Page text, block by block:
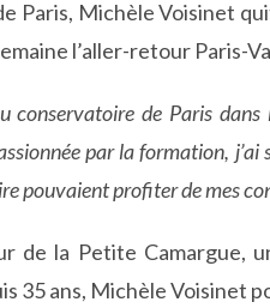
Paris, Michèle Voisinet
l’aller-retour Paris-
conservatoire de Paris
par la formation,
pouvaient profiter de mes
de la Petite Camargue,
35 ans, Michèle Voisinet